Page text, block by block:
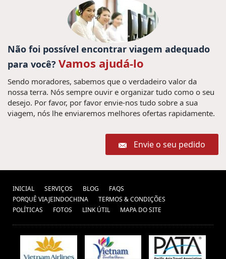
Não foi possível encontrar viagem adequado
para você? Vamos ajudá-lo
Sendo moradores, sabemos que o verdadeiro valor da
nossa terra. Nós sempre ouvir e organizar tudo como o seu
desejo. Por favor, por favor envie-nos tudo sobre a sua
viagem, nós lhe enviaremos melhores ofertas rapidamente.
Envie o seu pedido
INICIAL SERVIÇOS BLOG
FAQS
PORQUÊ VIAJEINDOCHINA
TERMOS & CONDIÇÕES
POLÍTICAS
FOTOS LINK ÚTIL MAPA DO SITE